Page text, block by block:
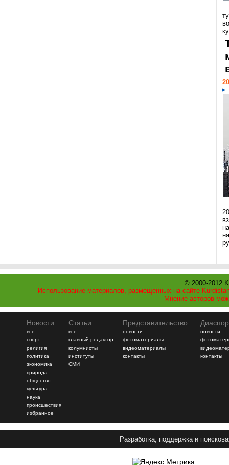
© 2000-2012
Использование материалов, размещенных на сайте
Мнение авторов
Новости
все
спорт
религия
политика
экономика
природа
общество
культура
наука
происшествия
избранное
Статьи
все
главный редактор
колумнисты
институты
СМИ
Представительство
новости
фотоматериалы
видеоматериалы
контакты
новости
контакты
Разработка, поддержка и